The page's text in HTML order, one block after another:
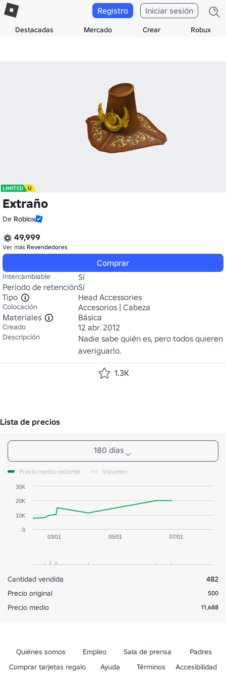
Destacadas Mercado Crear Robux
Registro Iniciar sesión
Extraño
De Roblox
49,999
Ver más Revendedores
Comprar
Intercambiable
Sí
Periodo de retenciónSí
Tipo
Head Accessories
Colocación
Accesorios | Cabeza
Materiales
Básica
Creado 12 abr. 2012
Descripción
Nadie sabe quién es, pero todos quieren
averiguarlo.
1.3K
Lista de precios
180 días
Precio medio reciente Volumen
03/01 05/01 07/01
0
10K
20K
30K
Cantidad vendida
482
Precio original
500
Precio medio 11,688
Quiénes somos Empleo Sala de prensa
Padres
Comprar tarjetas regalo
Ayuda Términos
Accesibilidad